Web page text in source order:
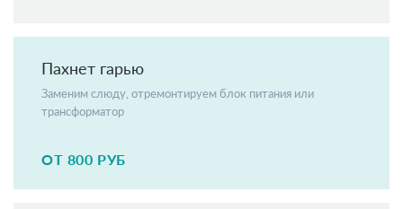
Пахнет гарью
Заменим слюду, отремонтируем блок питания или
трансформатор
ОТ 800 РУБ